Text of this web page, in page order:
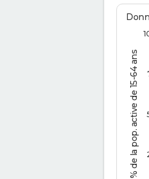
% de la pop. active de 15-64 ans